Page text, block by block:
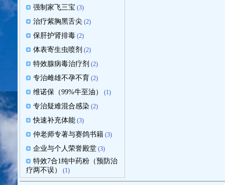
强制家飞三宝 (3)
治疗紫胸黑舌尖 (2)
保肝护肾排毒 (2)
体表寄生虫喷剂 (2)
特效腺病毒治疗剂 (2)
专治雌雄不孕不育 (2)
维诺保（99%牛至油） (1)
专治疑难混合感染 (2)
快速补充体能 (3)
仲老师专著与赛鸽书籍 (3)
企业与个人荣誉殿堂 (3)
特效7合1纯中药粉（预防治
疗两不误）
(1)